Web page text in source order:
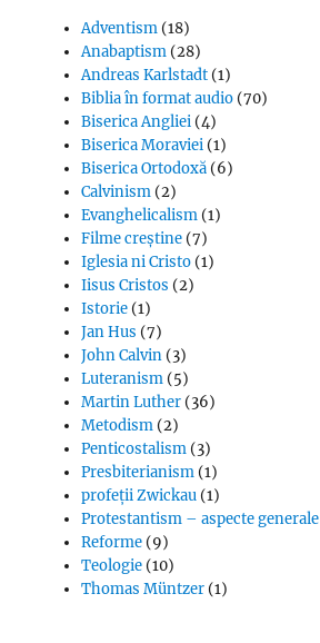
Adventism (18)
Anabaptism (28)
Andreas Karlstadt (1)
Biblia în format audio (70)
Biserica Angliei (4)
Biserica Moraviei (1)
Biserica Ortodoxă (6)
Calvinism (2)
Evanghelicalism (1)
Filme creștine (7)
Iglesia ni Cristo (1)
Iisus Cristos (2)
Istorie (1)
Jan Hus (7)
John Calvin (3)
Luteranism (5)
Martin Luther (36)
Metodism (2)
Penticostalism (3)
Presbiterianism (1)
profeții Zwickau (1)
Protestantism – aspecte generale
Reforme (9)
Teologie (10)
Thomas Müntzer (1)